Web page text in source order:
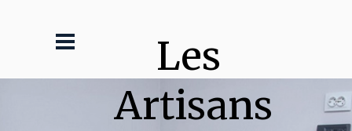
Les
Artisans